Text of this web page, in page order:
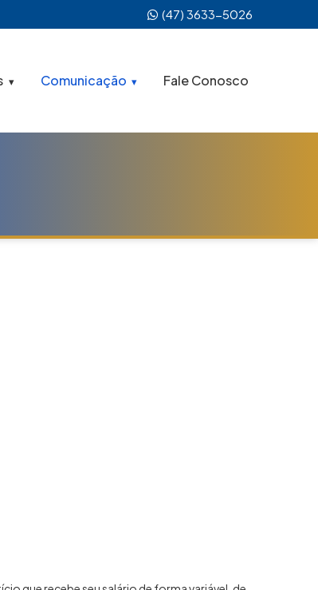
(47) 3633-5026
Comunicação Fale Conosco